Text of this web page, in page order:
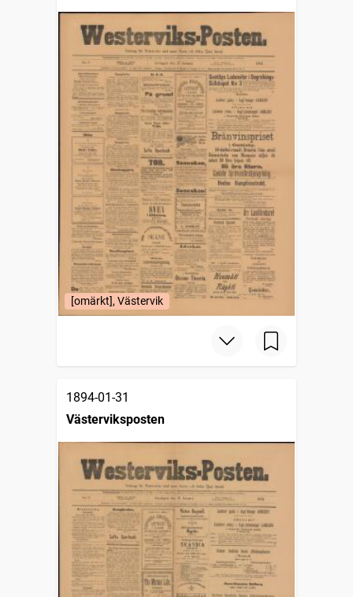
[omärkt], Västervik
1894-01-31
Västerviksposten